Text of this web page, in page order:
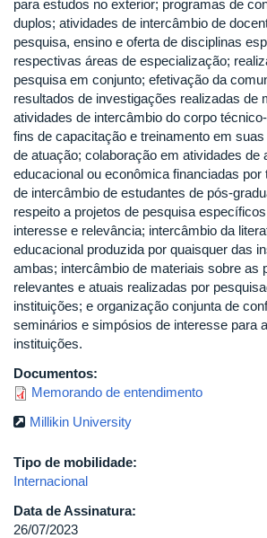
para estudos no exterior; programas de
duplos; atividades de intercâmbio de
pesquisa, ensino e oferta de disciplinas
respectivas áreas de especialização;
pesquisa em conjunto; efetivação da
resultados de investigações realizadas de
atividades de intercâmbio do corpo
fins de capacitação e treinamento em
de atuação; colaboração em atividades de
educacional ou econômica financiadas
de intercâmbio de estudantes de pós-
respeito a projetos de pesquisa
interesse e relevância; intercâmbio da
educacional produzida por quaisquer das
ambas; intercâmbio de materiais sobre as
relevantes e atuais realizadas por
instituições; e organização conjunta de
seminários e simpósios de interesse para
instituições.
Documentos:
Memorando de entendimento
Millikin University
Tipo de mobilidade:
Internacional
Data de Assinatura:
26/07/2023